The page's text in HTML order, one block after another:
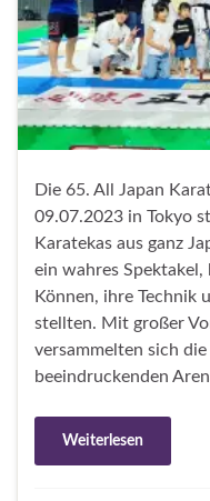
Die 65. All Japan
09.07.2023 in Tokyo
Karatekas aus ganz
ein wahres Spektakel,
Können, ihre Technik
stellten. Mit großer
versammelten sich
beeindruckenden
Weiterlesen